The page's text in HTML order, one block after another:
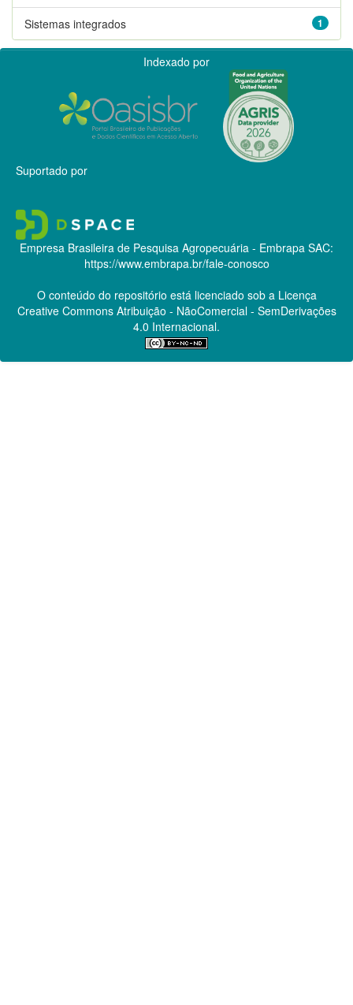
1
Sistemas integrados
Indexado por
Suportado por
Empresa Brasileira de Pesquisa Agropecuária - Embrapa SAC:
https://www.embrapa.br/fale-conosco
O conteúdo do repositório está licenciado sob a Licença
Creative CommonsAtribuição - NãoComercial - SemDerivações
4.0 Internacional.